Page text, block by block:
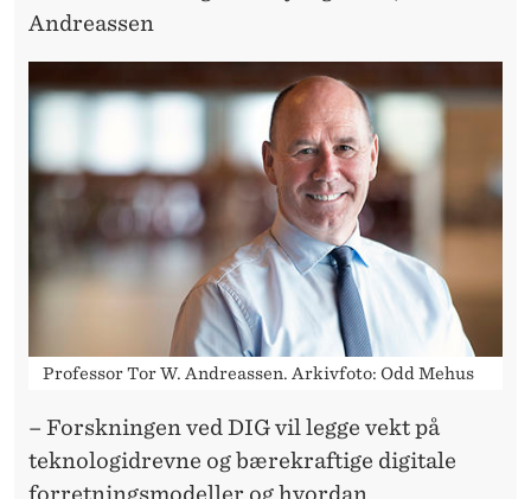
Andreassen
Professor Tor W. Andreassen. Arkivfoto: Odd Mehus
– Forskningen ved DIG vil legge vekt på
teknologidrevne og bærekraftige digitale